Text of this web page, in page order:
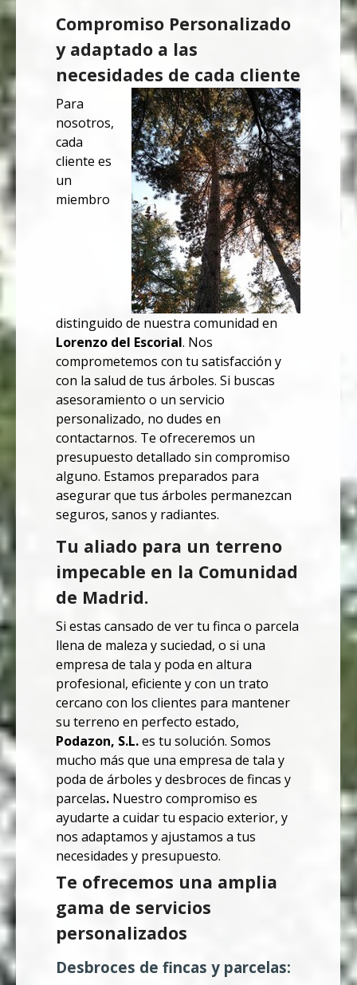
Compromiso Personalizado
y adaptado a las
necesidades de cada cliente
Para
nosotros,
cada
cliente es
un
miembro
distinguido de nuestra comunidad en
Lorenzo del Escorial. Nos
comprometemos con tu satisfacción y
con la salud de tus árboles. Si buscas
asesoramiento o un servicio
personalizado, no dudes en
contactarnos. Te ofreceremos un
presupuesto detallado sin compromiso
alguno. Estamos preparados para
asegurar que tus árboles permanezcan
seguros, sanos y radiantes.
Tu aliado para un terreno
impecable en la Comunidad
de Madrid.
Si estas cansado de ver tu finca o parcela
llena de maleza y suciedad, o si una
empresa de tala y poda en altura
profesional, eficiente y con un trato
cercano con los clientes para mantener
su terreno en perfecto estado,
Podazon, S.L.es tu solución. Somos
mucho más que una empresa de tala y
poda de árboles y desbroces de fincas y
parcelas. Nuestro compromiso es
ayudarte a cuidar tu espacio exterior, y
nos adaptamos y ajustamos a tus
necesidades y presupuesto.
Te ofrecemos una amplia
gama de servicios
personalizados
Desbroces de fincas y parcelas: